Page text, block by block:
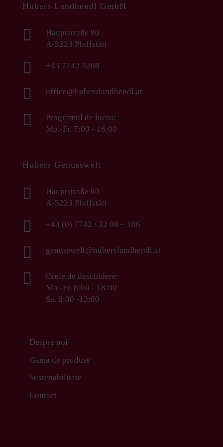
Hubers Landhendl GmbH

Hauptstraße 80
A-5223 Pfaffstätt
 +43 7742 3208
 office@huberslandhendl.at

Programul de lucru:
Mo.-Fr. 7:00 - 16:00
Hubers Genusswelt

Hauptstraße 80
A-5223 Pfaffstätt
 +43 (0) 7742 / 32 08 – 166
 genusswelt@huberslandhendl.at

Orele de deschidere:
Mo.-Fr. 8:00 - 18:00
Sa. 8:00 -13:00
Despre noi
Gama de produse
Sustenabilitate
Contact